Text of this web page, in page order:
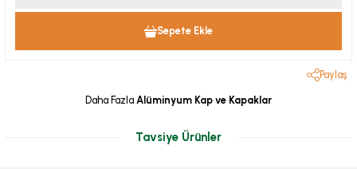
Sepete Ekle
Paylaş
Daha Fazla Alüminyum Kap ve Kapaklar
Tavsiye Ürünler